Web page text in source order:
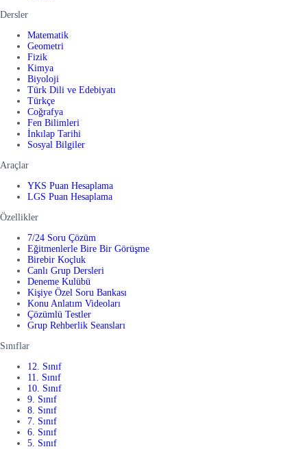
Dersler
Matematik
Geometri
Fizik
Kimya
Biyoloji
Türk Dili ve Edebiyatı
Türkçe
Coğrafya
Fen Bilimleri
İnkılap Tarihi
Sosyal Bilgiler
Araçlar
YKS Puan Hesaplama
LGS Puan Hesaplama
Özellikler
7/24 Soru Çözüm
Eğitmenlerle Bire Bir Görüşme
Birebir Koçluk
Canlı Grup Dersleri
Deneme Kulübü
Kişiye Özel Soru Bankası
Konu Anlatım Videoları
Çözümlü Testler
Grup Rehberlik Seansları
Sınıflar
12. Sınıf
11. Sınıf
10. Sınıf
9. Sınıf
8. Sınıf
7. Sınıf
6. Sınıf
5. Sınıf